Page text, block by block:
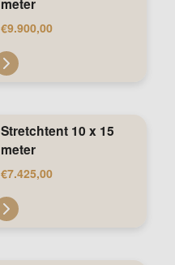
€9.900,00
Stretchtent 10 x 15
meter
€7.425,00